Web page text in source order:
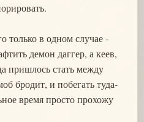
только в одном случае -
демон даггер, а кеев,
пришлось стать между
бродит, и побегать туда-
время просто прохожу